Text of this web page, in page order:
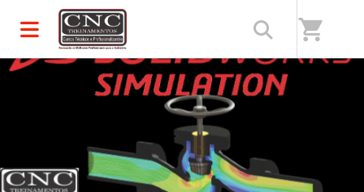
shopping_cart